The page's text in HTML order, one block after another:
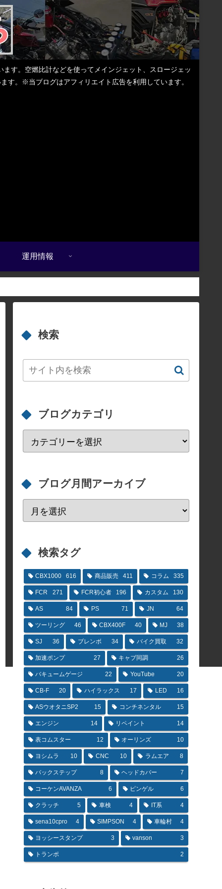
す。空燃比計などを使ってメインジェット、スロージェッ
す。※当ブログはアフィリエイト広告を利用しています。
運用情報
検索
ブログカテゴリ
ブログ月間アーカイブ
検索タグ
CBX1000 616 商品販売 411 コラム 335
FCR 271 FCR初心者 196 カスタム 130
AS 84 PS 71 JN 64
ツーリング 46 CBX400F 40 MJ 38
SJ 36 ブレンボ 34 バイク買取 32
加速ポンプ 27 キャブ同調 26
バキュームゲージ 22 YouTube 20
CB-F 20 ハイラックス 17 LED 16
ASウオタニSP2 15 コンチネンタル 15
エンジン 14 リペイント 14
表コムスター 12 オーリンズ 10
ヨシムラ 10 CNC 10 ラムエア 8
バックステップ 8 ヘッドカバー 7
コーケンAVANZA 6 ピンゲル 6
クラッチ 5 車検 4 IT系 4
sena10cpro 4 SIMPSON 4 車輪村 4
ヨッシースタンプ 3 vanson 3
トランポ 2